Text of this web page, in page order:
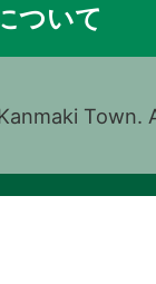
ついて
Town.